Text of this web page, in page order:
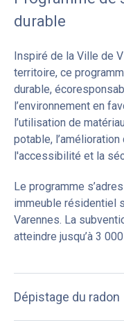
Élus
Offres d'emploi
Carte
durable
Inspiré de la Ville de
territoire, ce
durable,
l’environnement en
l’utilisation de
potable,
l'accessibilité et la
Le programme
immeuble résidentiel
Varennes. La
atteindre jusqu’à 3 000
Dépistage du radon